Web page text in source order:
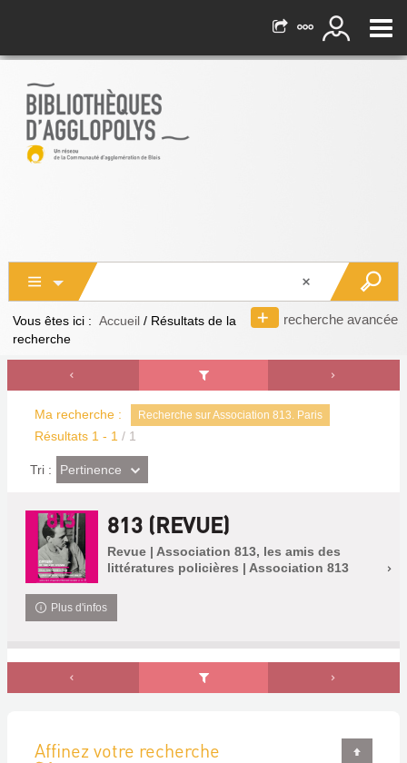
recherche avancée
Vous êtes ici : Accueil / Résultats de la
recherche
Ma recherche : Recherche sur Association 813. Paris
Résultats 1 - 1 / 1
Tri : (Effet
imédiat)
Pertinence
813 (REVUE)
Revue | Association 813, les amis des
littératures policières | Association 813
Plus d'infos
Affinez votre recherche